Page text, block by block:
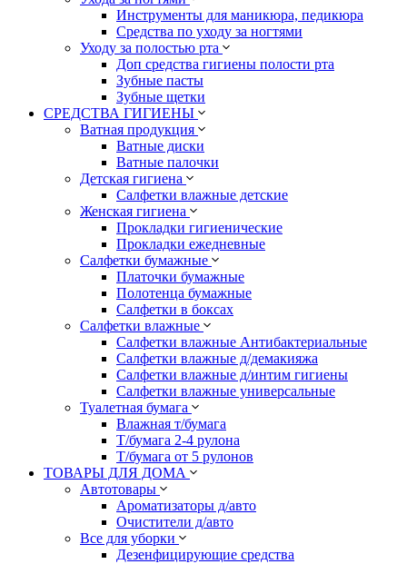
Инструменты для маникюра, педикюра
Средства по уходу за ногтями
Уходу за полостью рта
Доп средства гигиены полости рта
Зубные пасты
Зубные щетки
СРЕДСТВА ГИГИЕНЫ
Ватная продукция
Ватные диски
Ватные палочки
Детская гигиена
Салфетки влажные детские
Женская гигиена
Прокладки гигиенические
Прокладки ежедневные
Салфетки бумажные
Платочки бумажные
Полотенца бумажные
Салфетки в боксах
Салфетки влажные
Салфетки влажные Антибактериальные
Салфетки влажные д/демакияжа
Салфетки влажные д/интим гигиены
Салфетки влажные универсальные
Туалетная бумага
Влажная т/бумага
Т/бумага 2-4 рулона
Т/бумага от 5 рулонов
ТОВАРЫ ДЛЯ ДОМА
Автотовары
Ароматизаторы д/авто
Очистители д/авто
Все для уборки
Дезенфицирующие средства